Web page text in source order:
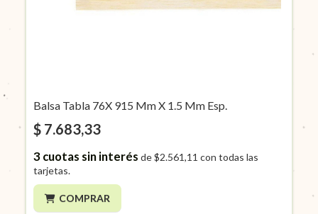
Balsa Tabla 76X 915 Mm X 1.5 Mm Esp.
$ 7.683,33
3cuotas sin interés de$2.561,11 con todas las
tarjetas.
COMPRAR